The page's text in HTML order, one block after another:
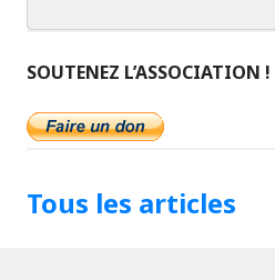
SOUTENEZ L’ASSOCIATION !
Tous les articles